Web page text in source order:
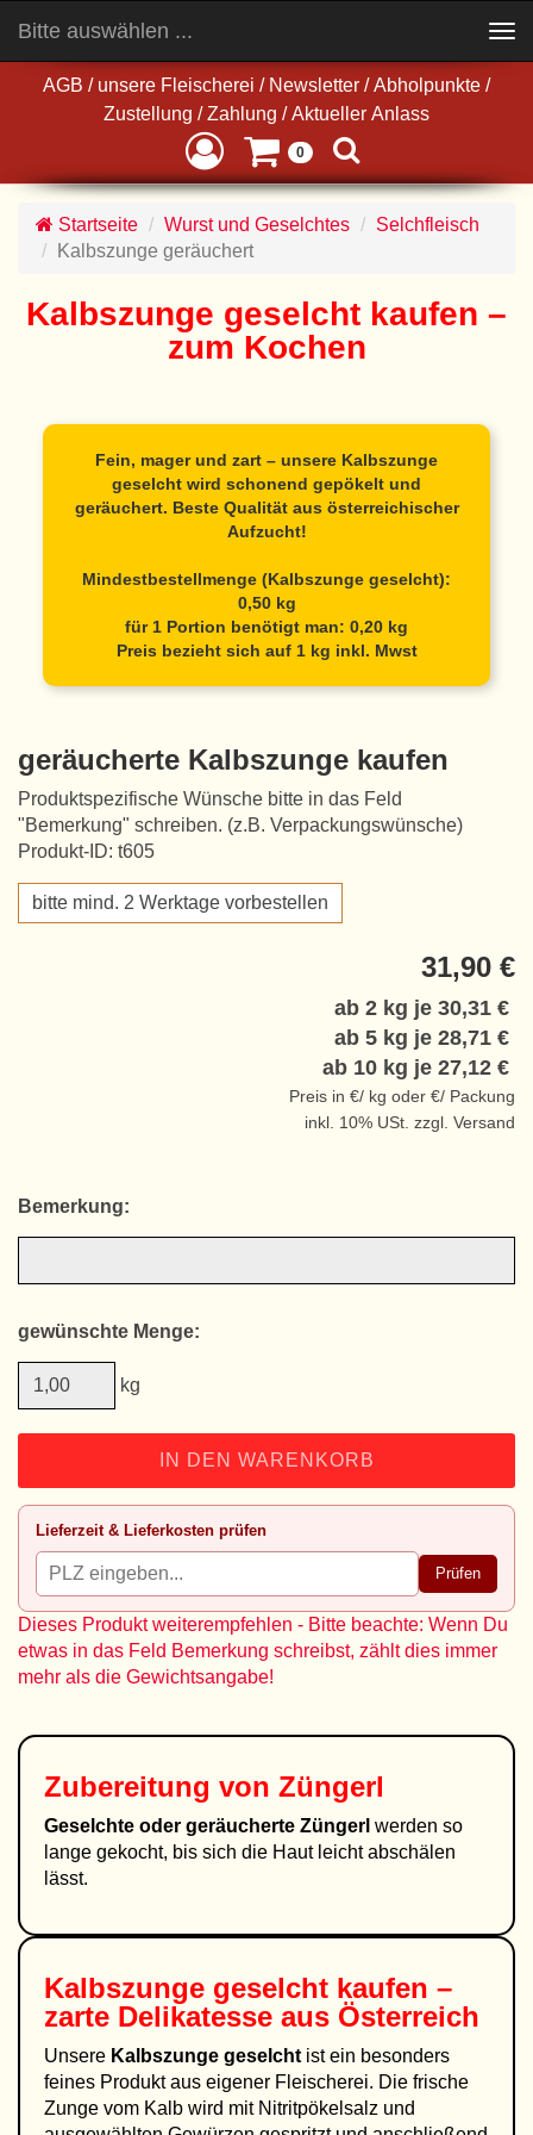
AGB / unsere Fleischerei / Newsletter / Abholpunkte /
Zustellung / Zahlung / Aktueller Anlass
0
Bitte auswählen ...
navigation
Startseite Wurst und Geselchtes
Selchfleisch
Kalbszunge geräuchert
Kalbszunge geselcht kaufen –
zum Kochen
Fein, mager und zart – unsere Kalbszunge
geselcht wird schonend gepökelt und
geräuchert. Beste Qualität aus österreichischer
Aufzucht!
Mindestbestellmenge (Kalbszunge geselcht):
0,50 kg
für 1 Portion benötigt man: 0,20 kg
Preis bezieht sich auf 1 kg inkl. Mwst
geräucherte Kalbszunge kaufen
Produktspezifische Wünsche bitte in das Feld
"Bemerkung" schreiben. (z.B. Verpackungswünsche)
Produkt-ID: t605
bitte mind. 2 Werktage vorbestellen
31,90 €
ab 2 kg je 30,31 €
ab 5 kg je 28,71 €
ab 10 kg je 27,12 €
Preis in €/ kg oder €/ Packung
inkl. 10% USt. zzgl. Versand
Bemerkung:
gewünschte Menge:
kg
IN DEN WARENKORB
Lieferzeit & Lieferkosten prüfen
Prüfen
Dieses Produkt weiterempfehlen - Bitte beachte: Wenn Du
etwas in das Feld Bemerkung schreibst, zählt dies immer
mehr als die Gewichtsangabe!
Zubereitung von Züngerl
Geselchte oder geräucherte Züngerl werden so
lange gekocht, bis sich die Haut leicht abschälen
lässt.
Kalbszunge geselcht kaufen –
zarte Delikatesse aus Österreich
Unsere Kalbszunge geselcht ist ein besonders
feines Produkt aus eigener Fleischerei. Die frische
Zunge vom Kalb wird mit Nitritpökelsalz und